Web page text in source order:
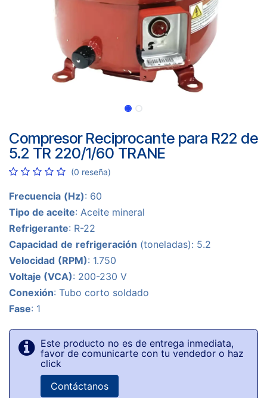
Compresor Reciprocante para R22 de
5.2 TR 220/1/60 TRANE
(0 reseña)
Frecuencia (Hz): 60
Tipo de aceite: Aceite mineral
Refrigerante: R-22
Capacidad de refrigeración (toneladas): 5.2
Velocidad (RPM): 1.750
Voltaje (VCA): 200-230 V
Conexión: Tubo corto soldado
Fase: 1
Este producto no es de entrega inmediata,
favor de comunicarte con tu vendedor o haz
click
Contáctanos